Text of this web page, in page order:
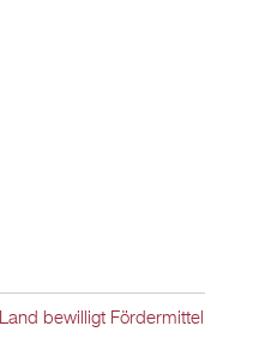
bewilligt Fördermittel